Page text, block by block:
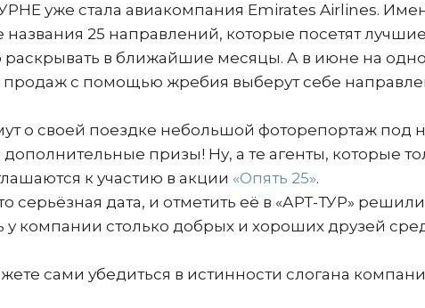
уже стала авиакомпания Emirates Airlines.
названия 25 направлений, которые посетят лучшие
раскрывать в ближайшие месяцы. А в июне на
продаж с помощью жребия выберут себе
о своей поездке небольшой фоторепортаж под
призы! Ну, а те агенты, которые
к участию в акции «Опять 25».
серьёзная дата, и отметить её в «АРТ-ТУР» решили
компании столько добрых и хороших друзей
сами убедиться в истинности слогана